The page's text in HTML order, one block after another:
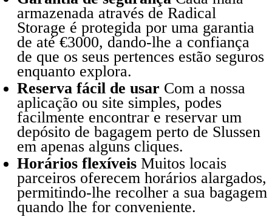
armazenada através de Radical
Storage é protegida por uma garantia
de até €3000, dando-lhe a confiança
de que os seus pertences estão seguros
enquanto explora.
Reserva fácil de usar Com a nossa
aplicação ou site simples, podes
facilmente encontrar e reservar um
depósito de bagagem perto de Slussen
em apenas alguns cliques.
Horários flexíveis Muitos locais
parceiros oferecem horários alargados,
permitindo-lhe recolher a sua bagagem
quando lhe for conveniente.